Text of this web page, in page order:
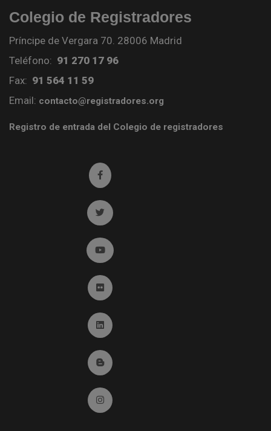
Colegio de Registradores
Príncipe de Vergara 70. 28006 Madrid
Teléfono: 91 270 17 96
Fax: 91 564 11 59
Email: contacto@registradores.org
Registro de entrada del Colegio de registradores
Ir a facebook (abre en ventana nueva)
Ir a twitter (abre en ventana nueva)
Ir a YouTube (abre en ventana nueva)
Ir a Flickr (abre en ventana nueva)
Ir a Linkedin (abre en ventana nueva)
Ir al Blog (abre en ventana nueva)
Ir a Instagram (abre en ventana nueva)